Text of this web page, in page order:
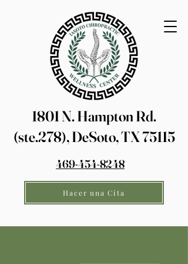
1801 N. Hampton Rd.
(ste.278), DeSoto, TX 75115
469-454-8248
Hacer una Cita